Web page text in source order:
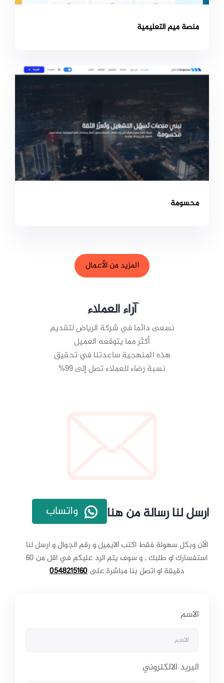
منصة ميم التعليمية
محسومة
المزيد من الأعمال
آراء العملاء
نسعى دائما في شركة الرياض لتقديم
أكثر مما يتوقعه العميل
هذه المنهجية ساعدتنا في تحقيق
نسبة رضاء للعملاء تصل إلى 99%
ارسل لنا رسالة من هنا واتساب
الآن وبكل سهولة فقط اكتب الايميل و رقم الجوال و ارسل لنا
استفسارك او طلبك , و سوف يتم الرد عليكم في اقل من 60
دقيقة او اتصل بنا مباشرة على0548215160
الاسم
البريد الالكتروني